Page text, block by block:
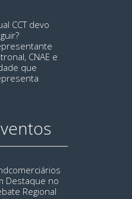
CCT devo
CNAE e
que
Destaque no
Regional